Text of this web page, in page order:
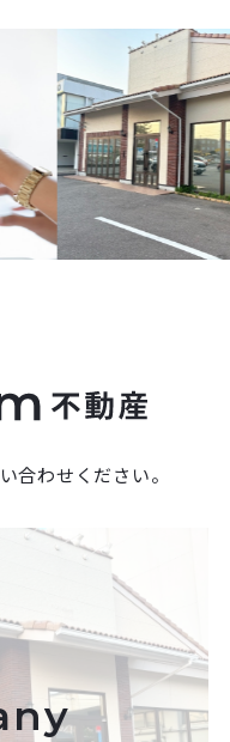
合わせください。